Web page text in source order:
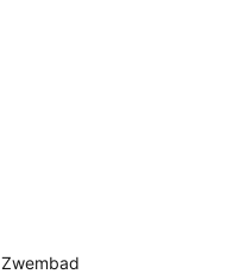
Zwembad